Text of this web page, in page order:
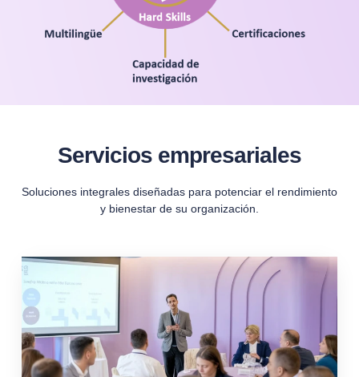
Servicios empresariales
Soluciones integrales diseñadas para potenciar el rendimiento
y bienestar de su organización.